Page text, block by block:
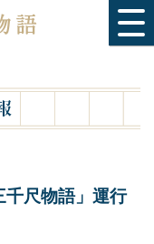
千尺物語」運行